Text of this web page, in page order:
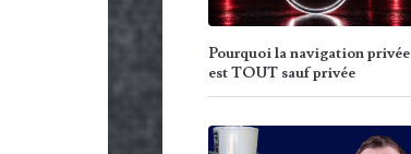
Pourquoi la navigation privée
est TOUT sauf privée